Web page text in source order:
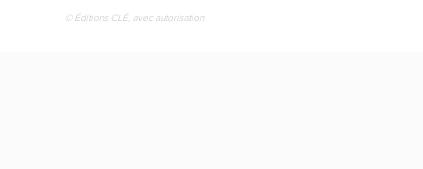
© Éditions CLÉ, avec autorisation